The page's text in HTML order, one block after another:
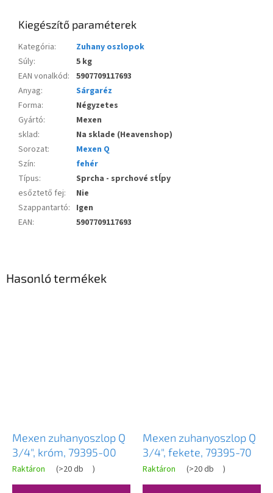
Kiegészítő paraméterek
Kategória:
Zuhany oszlopok
Súly:
5 kg
EAN vonalkód: 5907709117693
Anyag:
Sárgaréz
Forma:
Négyzetes
Gyártó:
Mexen
sklad:
Na sklade (Heavenshop)
Sorozat:
Mexen Q
Szín:
fehér
Típus:
Sprcha - sprchové stĺpy
esőztető fej:
Nie
Szappantartó: Igen
EAN: 5907709117693
Hasonló termékek
Mexen zuhanyoszlop Q
3/4", króm, 79395-00
Raktáron (>20 db )
Mexen zuhanyoszlop Q
3/4", fekete, 79395-70
Raktáron (>20 db )